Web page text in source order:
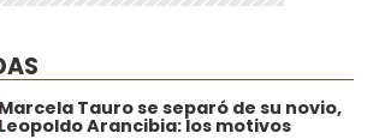
Marcela Tauro se separó de su novio,
Leopoldo Arancibia: los motivos